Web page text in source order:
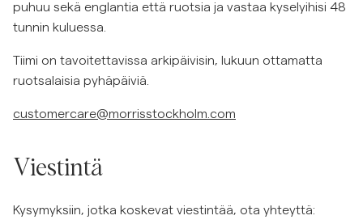
Jeans
Bleiserit
Pikeepaidat
puhuu sekä englantia että ruotsia ja vastaa kyselyihisi 48
tunnin kuluessa.
Tiimi on tavoitettavissa arkipäivisin, lukuun ottamatta
ruotsalaisia pyhäpäiviä.
customercare@morrisstockholm.com
Viestintä
Kysymyksiin, jotka koskevat viestintää, ota yhteyttä: